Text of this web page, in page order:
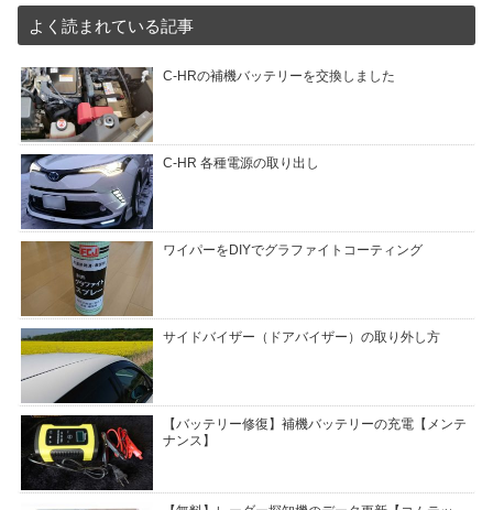
よく読まれている記事
C-HRの補機バッテリーを交換しました
C-HR 各種電源の取り出し
ワイパーをDIYでグラファイトコーティング
サイドバイザー（ドアバイザー）の取り外し方
【バッテリー修復】補機バッテリーの充電【メンテ
ナンス】